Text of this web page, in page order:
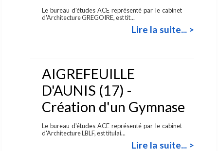
Le bureau d'études ACE représenté par le cabinet
d'Architecture GREGOIRE, est tit...
Lire la suite... >
AIGREFEUILLE
D'AUNIS (17) -
Création d'un Gymnase
Le bureau d'études ACE représenté par le cabinet
d'Architecture LBLF, est titulai...
Lire la suite... >